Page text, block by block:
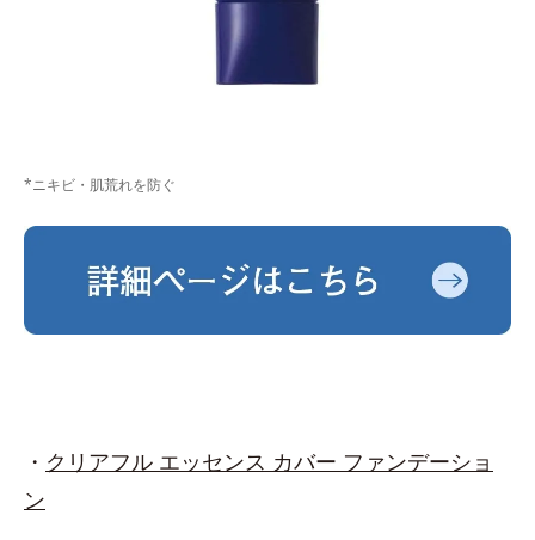
*ニキビ・肌荒れを防ぐ
・ クリアフル エッセンス カバー ファンデーショ
ン